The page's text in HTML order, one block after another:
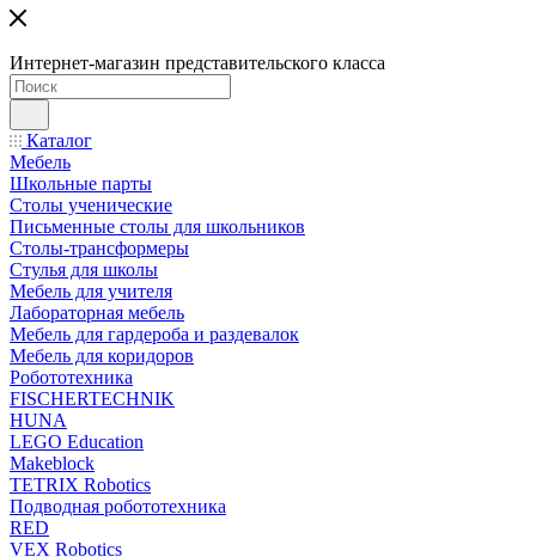
Интернет-магазин представительского класса
Каталог
Мебель
Школьные парты
Столы ученические
Письменные столы для школьников
Столы-трансформеры
Стулья для школы
Мебель для учителя
Лабораторная мебель
Мебель для гардероба и раздевалок
Мебель для коридоров
Робототехника
FISCHERTECHNIK
HUNA
LEGO Education
Makeblock
TETRIX Robotics
Подводная робототехника
RED
VEX Robotics